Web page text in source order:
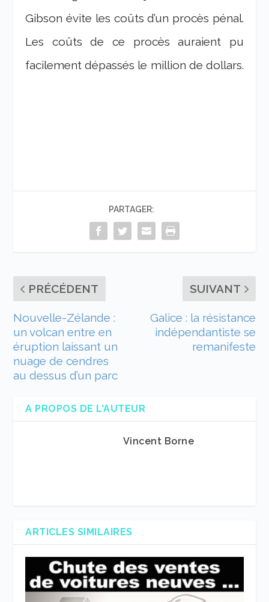
Gibson évite les coûts d’un procès pénal.
Les coûts de ce procès auraient pu
facilement dépassés le million de dollars.
PARTAGER:
PRÉCÉDENT
Nouvelle-Zélande :
un volcan entre en
éruption laissant un
nuage de cendres
au dessus d’un parc
SUIVANT
Galice : la résistance
indépendantiste se
remanifeste
A PROPOS DE L'AUTEUR
Vincent Borne
ARTICLES SIMILAIRES